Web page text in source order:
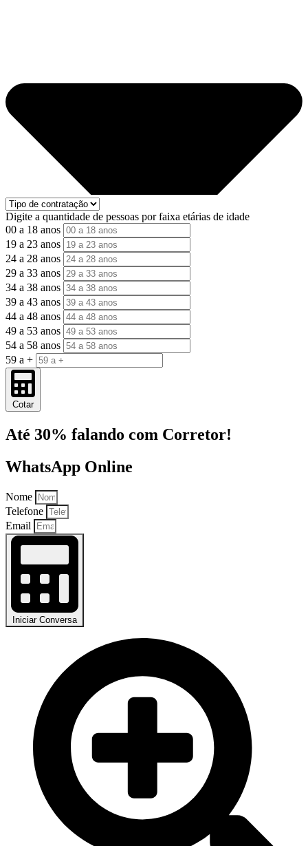
Digite a quantidade de pessoas por faixa etárias de idade
00 a 18 anos
19 a 23 anos
24 a 28 anos
29 a 33 anos
34 a 38 anos
39 a 43 anos
44 a 48 anos
49 a 53 anos
54 a 58 anos
59 a +
Cotar
Até 30% falando com Corretor!
WhatsApp Online
Nome
Telefone
Email
Iniciar Conversa